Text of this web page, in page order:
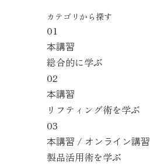
カテゴリから探す
01
本講習
総合的に学ぶ
02
本講習
リフティング術を学ぶ
03
本講習 / オンライン講習
製品活用術を学ぶ